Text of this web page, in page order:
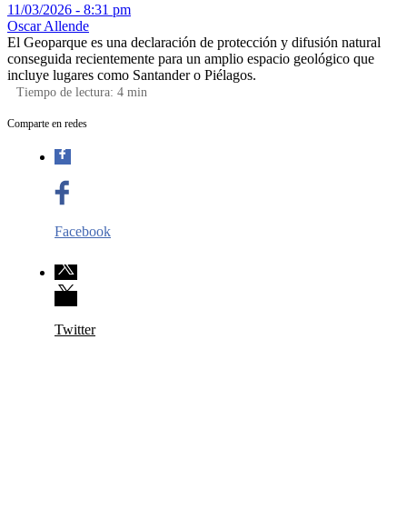
11/03/2026 - 8:31 pm
Oscar Allende
El Geoparque es una declaración de protección y difusión natural
conseguida recientemente para un amplio espacio geológico que
incluye lugares como Santander o Piélagos.
Tiempo de lectura: 4 min
Comparte en redes
Facebook
Twitter